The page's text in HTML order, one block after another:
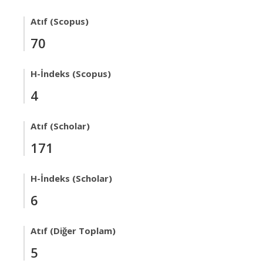
Atıf (Scopus)
70
H-İndeks (Scopus)
4
Atıf (Scholar)
171
H-İndeks (Scholar)
6
Atıf (Diğer Toplam)
5